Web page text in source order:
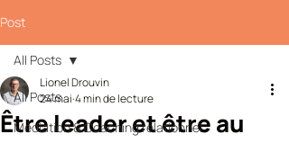
Post
All Posts
Médiation & Coaching relationnel
All Posts
Être leader et être au
Lionel Drouvin
24 mai 4 min de lecture